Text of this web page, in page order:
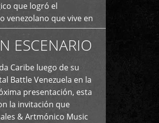
que logró el
venezolano que vive en
ESCENARIO
Caribe luego de su
Battle Venezuela en la
presentación, esta
la invitación que
& Artmónico Music